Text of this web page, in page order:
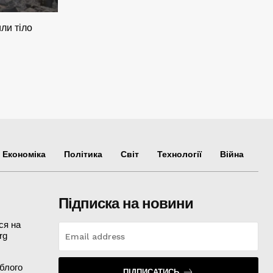
тіло
Економіка Політика Світ Технології Війна
на
Підписка на новини